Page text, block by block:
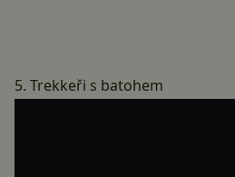
5. Trekkeři s batohem